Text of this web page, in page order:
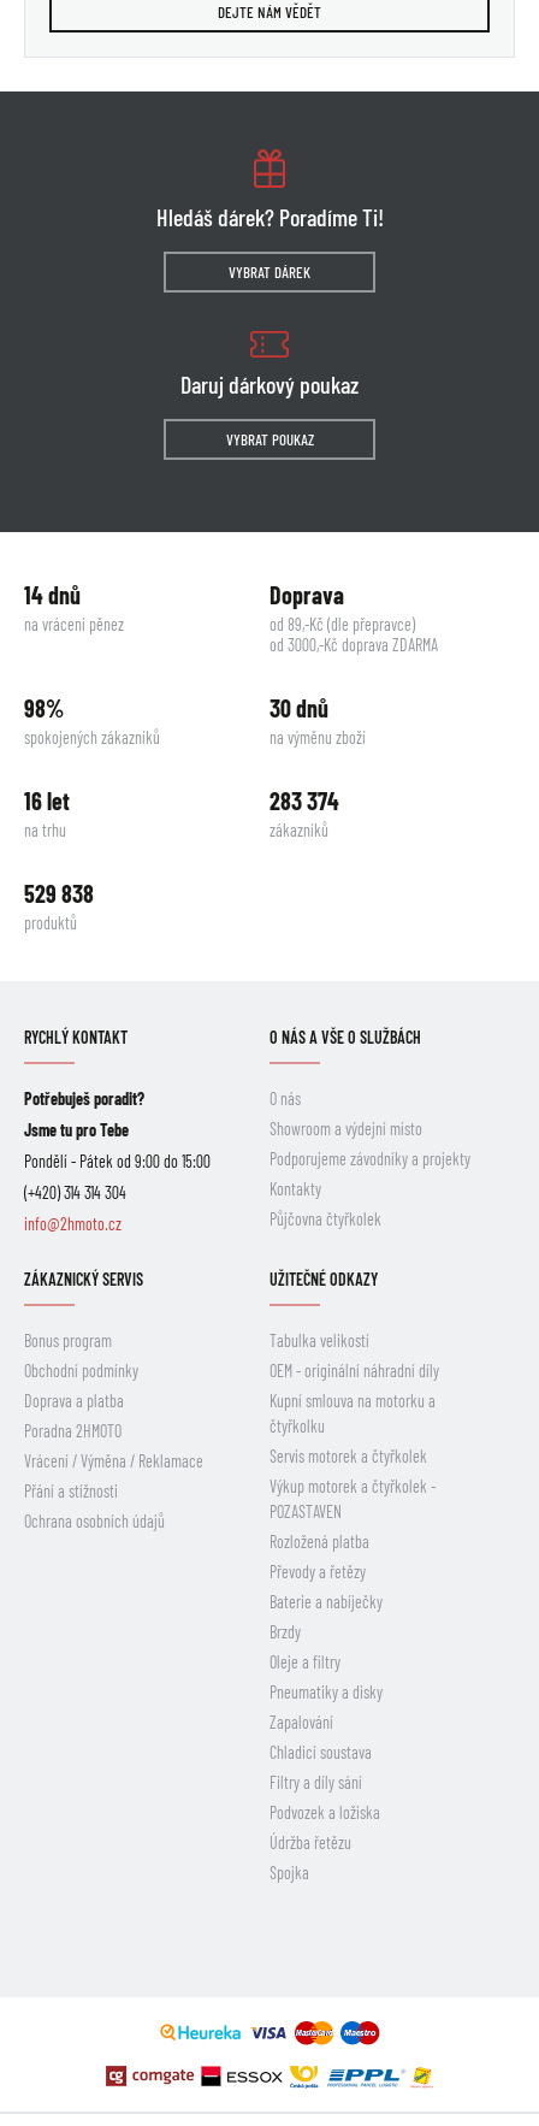
DEJTE NÁM VĚDĚT
Hledáš dárek? Poradíme Ti!
VYBRAT DÁREK
Daruj dárkový poukaz
VYBRAT POUKAZ
14 dnů
na vrácení pěnez
Doprava
od 89,-Kč (dle přepravce)
od 3000,-Kč doprava ZDARMA
98%
spokojených zákazníků
30 dnů
na výměnu zboží
16 let
na trhu
283 374
zákazníků
529 838
produktů
RYCHLÝ KONTAKT
Potřebuješ poradit?
Jsme tu pro Tebe
Pondělí - Pátek od 9:00 do 15:00
(+420) 314 314 304
info@2hmoto.cz
O NÁS A VŠE O SLUŽBÁCH
O nás
Showroom a výdejní místo
Podporujeme závodníky a projekty
Kontakty
Půjčovna čtyřkolek
ZÁKAZNICKÝ SERVIS
Bonus program
Obchodní podmínky
Doprava a platba
Poradna 2HMOTO
Vrácení / Výměna / Reklamace
Přání a stížnosti
Ochrana osobních údajů
UŽITEČNÉ ODKAZY
Tabulka velikostí
OEM - originální náhradní díly
Kupní smlouva na motorku a
čtyřkolku
Servis motorek a čtyřkolek
Výkup motorek a čtyřkolek -
POZASTAVEN
Rozložená platba
Převody a řetězy
Baterie a nabíječky
Brzdy
Oleje a filtry
Pneumatiky a disky
Zapalování
Chladicí soustava
Filtry a díly sání
Podvozek a ložiska
Údržba řetězu
Spojka